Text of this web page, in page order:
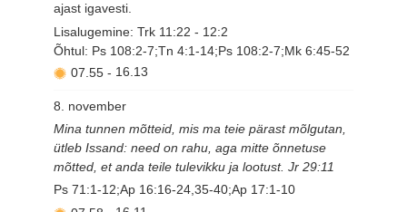
ajast igavesti.
Lisalugemine: Trk 11:22 - 12:2
Õhtul: Ps 108:2-7;Tn 4:1-14;Ps 108:2-7;Mk 6:45-52
07.55 - 16.13
8. november
Mina tunnen mõtteid, mis ma teie pärast mõlgutan,
ütleb Issand: need on rahu, aga mitte õnnetuse
mõtted, et anda teile tulevikku ja lootust. Jr 29:11
Ps 71:1-12;Ap 16:16-24,35-40;Ap 17:1-10